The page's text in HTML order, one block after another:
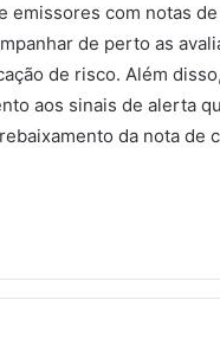
emissores com notas
de perto as
de risco. Além
aos sinais de alerta
da nota de